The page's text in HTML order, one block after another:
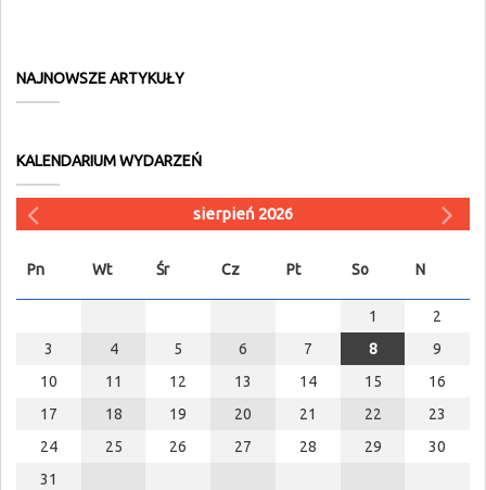
NAJNOWSZE ARTYKUŁY
KALENDARIUM WYDARZEŃ
sierpień 2026
Pn Wt Śr Cz Pt So N
1
2
3
4 5 6 7 8
9
10
11 12 13 14 15
16
17
18 19 20 21 22
23
24
25 26 27 28 29
30
31